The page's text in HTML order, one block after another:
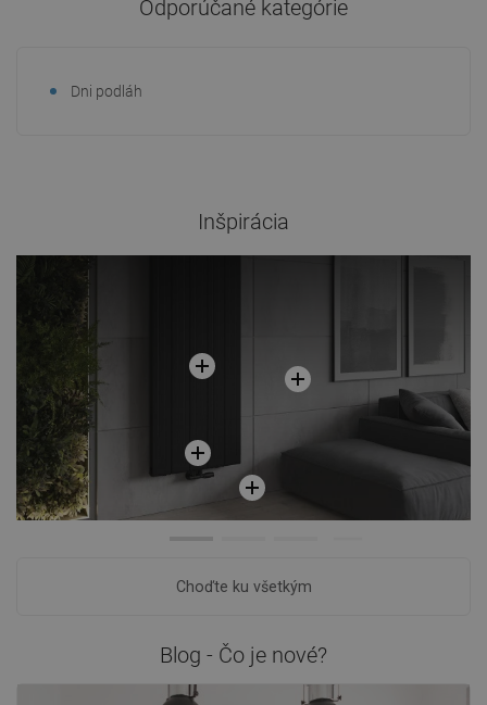
Odporúčané kategórie
Dni podláh
Inšpirácia
Choďte ku všetkým
Blog - Čo je nové?